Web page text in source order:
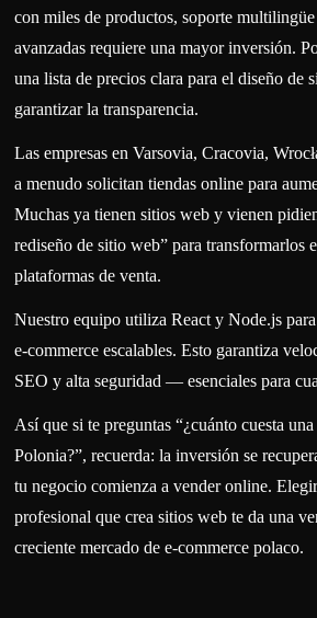
con miles de productos, soporte
avanzadas requiere una mayor inversión.
una lista de precios clara para el diseño de
garantizar la transparencia.
Las empresas en Varsovia, Cracovia,
a menudo solicitan tiendas online para
Muchas ya tienen sitios web y vienen
rediseño de sitio web” para transformarlos
plataformas de venta.
Nuestro equipo utiliza React y Node.js
e-commerce escalables. Esto garantiza
SEO y alta seguridad — esenciales para
Así que si te preguntas “¿cuánto cuesta
Polonia?”, recuerda: la inversión se
tu negocio comienza a vender online.
profesional que crea sitios web te da una
creciente mercado de e-commerce polaco.